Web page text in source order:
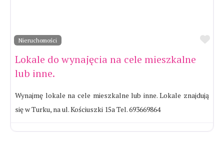
Nieruchomości
Lokale do wynajęcia na cele mieszkalne
lub inne.
Wynajmę lokale na cele mieszkalne lub inne. Lokale znajdują
się w Turku, na ul. Kościuszki 15a Tel. 693669864